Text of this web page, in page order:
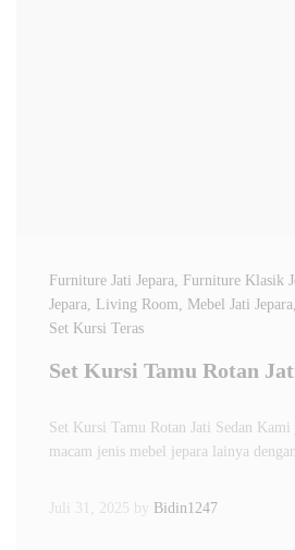
Furniture Jati Jepara, Furniture Klasik
Jepara, Living Room, Mebel Jati Jepara
Set Kursi Teras
Set Kursi Tamu Rotan
Set Kursi Tamu Rotan Jati Sedan
macam jenis mebel jepara lainya
Juli 31, 2025 by Bidin1247